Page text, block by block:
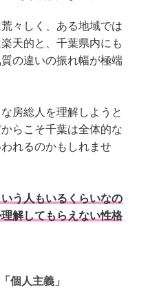
々しく、ある地域では
天的と、千葉県内にも
の違いの振れ幅が極端
房総人を理解しようと
らこそ千葉は全体的な
れるのかもしれませ
う人もいるくらいなの
解してもらえない性格
個人主義」